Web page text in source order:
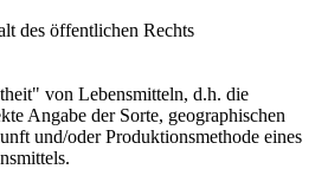
des öffentlichen Rechts
von Lebensmitteln, d.h. die
Angabe der Sorte, geographischen
und/oder Produktionsmethode eines